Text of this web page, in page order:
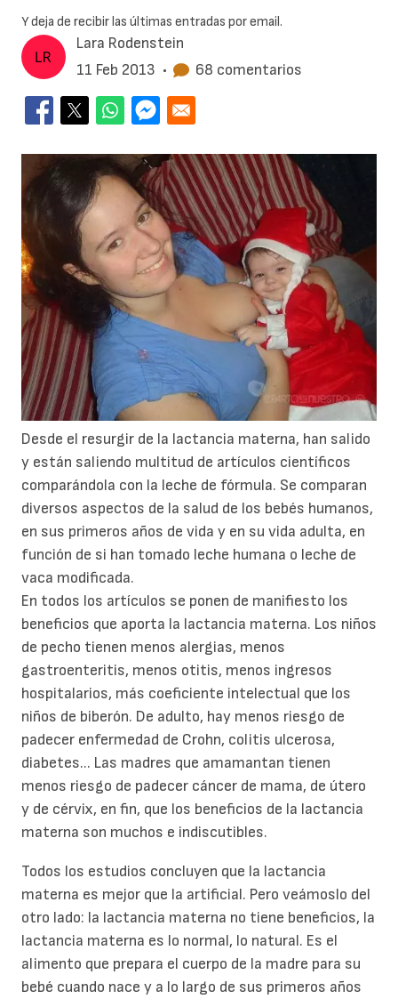
Lara Rodenstein
11 Feb 2013 • 68 comentarios
Desde el resurgir de la lactancia materna, han salido
y están saliendo multitud de artículos científicos
comparándola con la leche de fórmula. Se comparan
diversos aspectos de la salud de los bebés humanos,
en sus primeros años de vida y en su vida adulta, en
función de si han tomado leche humana o leche de
vaca modificada.
En todos los artículos se ponen de manifiesto los
beneficios que aporta la lactancia materna. Los niños
de pecho tienen menos alergias, menos
gastroenteritis, menos otitis, menos ingresos
hospitalarios, más coeficiente intelectual que los
niños de biberón. De adulto, hay menos riesgo de
padecer enfermedad de Crohn, colitis ulcerosa,
diabetes... Las madres que amamantan tienen
menos riesgo de padecer cáncer de mama, de útero
y de cérvix, en fin, que los beneficios de la lactancia
materna son muchos e indiscutibles.
Todos los estudios concluyen que la lactancia
materna es mejor que la artificial. Pero veámoslo del
otro lado: la lactancia materna no tiene beneficios, la
lactancia materna es lo normal, lo natural. Es el
alimento que prepara el cuerpo de la madre para su
bebé cuando nace y a lo largo de sus primeros años
Y deja de recibir las últimas entradas por email.